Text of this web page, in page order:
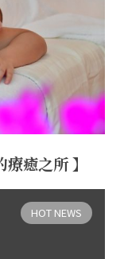
癒之所 】
HOT NEWS